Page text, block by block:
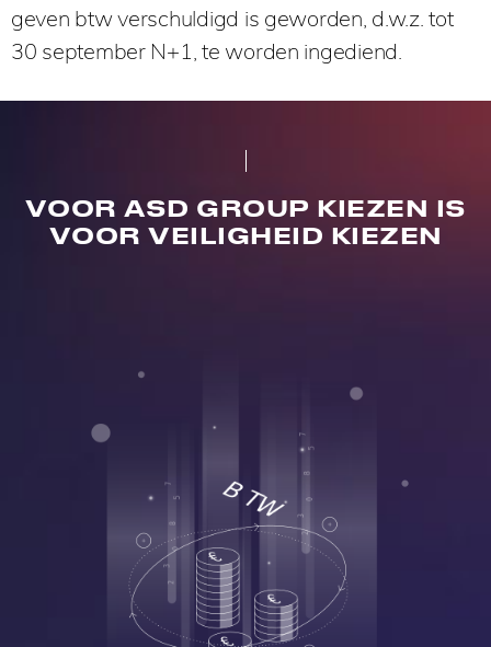
geven btw verschuldigd is geworden, d.w.z. tot
30 september N+1, te worden ingediend.
VOOR ASD GROUP KIEZEN IS
VOOR VEILIGHEID KIEZEN